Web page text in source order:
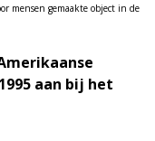
mensen gemaakte object in de
aan bij het